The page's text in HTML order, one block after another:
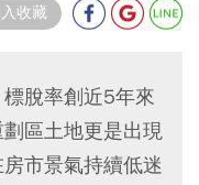
收藏
脫率創近5年來
區土地更是出現
市景氣持續低迷